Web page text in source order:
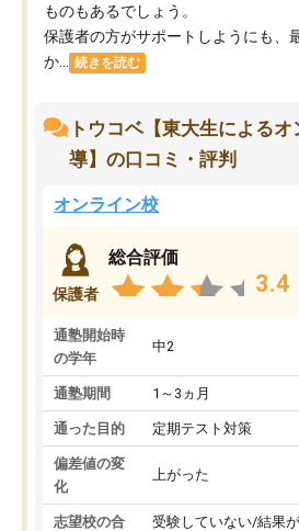
ものもあるでしょう。
保護者の方がサポートしようにも、
か...
続きを読む
トウコベ【東大生による
導】の口コミ・評判
オンライン校
保護者
総合評価
3.4
通塾開始時
の学年
中2
通塾期間 1～3ヵ月
通った目的 定期テスト対策
偏差値の変
化
上がった
志望校の合
受験していない/結果が